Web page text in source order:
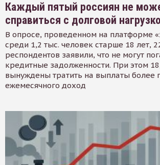
Каждый пятый россиян не
справиться с долговой
В опросе, проведенном на платформе
среди 1,2 тыс. человек старше 18 лет,
респондентов заявили, что не могут
кредитные задолженности. При этом
вынуждены тратить на выплаты более
ежемесячного доход